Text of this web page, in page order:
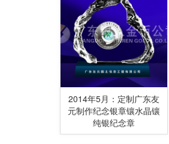
2014年5月：定制广东友
元制作纪念银章镶水晶镶
纯银纪念章